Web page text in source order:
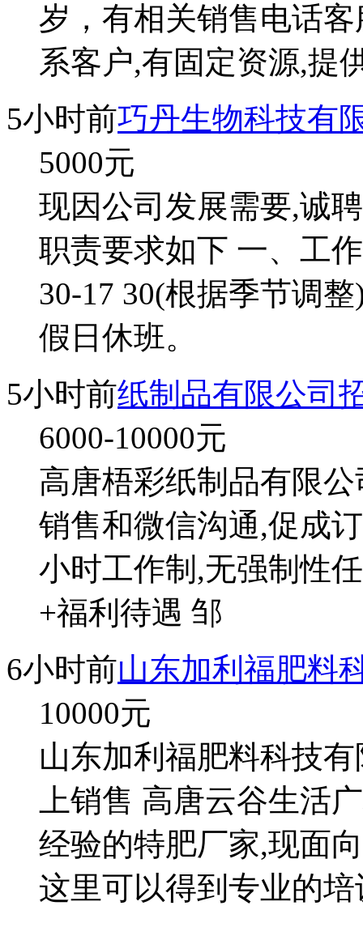
岁，有相关销售电话
系客户,有固定资源,提
5小时前巧丹生物科技有
5000元
现因公司发展需要,诚
职责要求如下 一、工
30-17 30(根据季节调
假日休班。
5小时前纸制品有限公司
6000-10000元
高唐梧彩纸制品有限
销售和微信沟通,促成
小时工作制,无强制性
+福利待遇 邹
6小时前山东加利福肥料
10000元
山东加利福肥料科技
上销售 高唐云谷生活
经验的特肥厂家,现面
这里可以得到专业的培